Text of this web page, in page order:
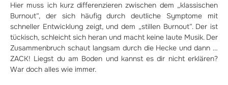
Hier muss ich kurz differenzieren zwischen dem „klassischen
Burnout“, der sich häufig durch deutliche Symptome mit
schneller Entwicklung zeigt, und dem „stillen Burnout“. Der ist
tückisch, schleicht sich heran und macht keine laute Musik. Der
Zusammenbruch schaut langsam durch die Hecke und dann …
ZACK! Liegst du am Boden und kannst es dir nicht erklären?
War doch alles wie immer.